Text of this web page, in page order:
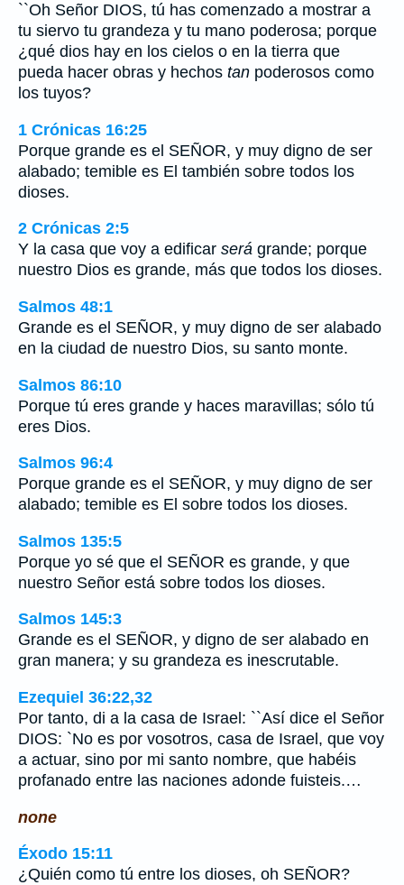
``Oh Señor DIOS, tú has comenzado a mostrar a
tu siervo tu grandeza y tu mano poderosa; porque
¿qué dios hay en los cielos o en la tierra que
pueda hacer obras y hechos tan poderosos como
los tuyos?
1 Crónicas 16:25
Porque grande es el SEÑOR, y muy digno de ser
alabado; temible es El también sobre todos los
dioses.
2 Crónicas 2:5
Y la casa que voy a edificar será grande; porque
nuestro Dios es grande, más que todos los dioses.
Salmos 48:1
Grande es el SEÑOR, y muy digno de ser alabado
en la ciudad de nuestro Dios, su santo monte.
Salmos 86:10
Porque tú eres grande y haces maravillas; sólo tú
eres Dios.
Salmos 96:4
Porque grande es el SEÑOR, y muy digno de ser
alabado; temible es El sobre todos los dioses.
Salmos 135:5
Porque yo sé que el SEÑOR es grande, y que
nuestro Señor está sobre todos los dioses.
Salmos 145:3
Grande es el SEÑOR, y digno de ser alabado en
gran manera; y su grandeza es inescrutable.
Ezequiel 36:22,32
Por tanto, di a la casa de Israel: ``Así dice el Señor
DIOS: `No es por vosotros, casa de Israel, que voy
a actuar, sino por mi santo nombre, que habéis
profanado entre las naciones adonde fuisteis.…
none
Éxodo 15:11
¿Quién como tú entre los dioses, oh SEÑOR?